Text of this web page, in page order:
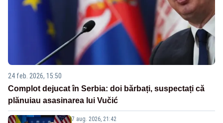
24 feb. 2026, 15:50
Complot dejucat în Serbia: doi bărbați, suspectați că
plănuiau asasinarea lui Vučić
7 aug. 2026, 21:42